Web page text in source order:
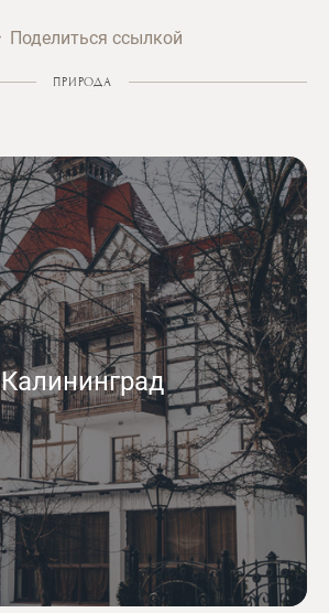
Поделиться ссылкой
ПРИРОДА
Калининград